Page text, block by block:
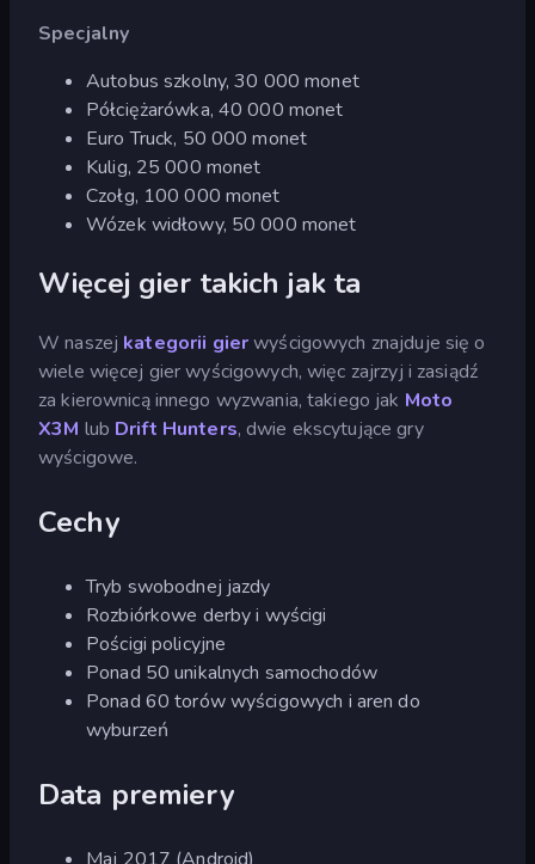
Specjalny
Autobus szkolny, 30 000 monet
Półciężarówka, 40 000 monet
Euro Truck, 50 000 monet
Kulig, 25 000 monet
Czołg, 100 000 monet
Wózek widłowy, 50 000 monet
Więcej gier takich jak ta
W naszej kategorii gierwyścigowych znajduje się o
wiele więcej gier wyścigowych, więc zajrzyj i zasiądź
za kierownicą innego wyzwania, takiego jak Moto
X3M lub Drift Hunters, dwie ekscytujące gry
wyścigowe.
Cechy
Tryb swobodnej jazdy
Rozbiórkowe derby i wyścigi
Pościgi policyjne
Ponad 50 unikalnych samochodów
Ponad 60 torów wyścigowych i aren do
wyburzeń
Data premiery